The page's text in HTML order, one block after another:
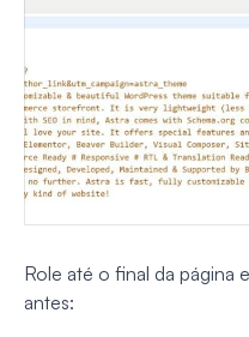
Role até o final da página
antes: